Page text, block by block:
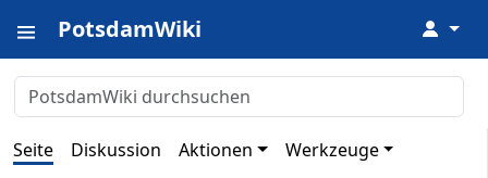
PotsdamWiki ↓
Seite Diskussion Aktionen Werkzeuge